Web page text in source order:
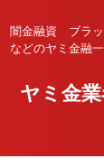
闇金融資 ブラ
などのヤミ金融
ヤミ金